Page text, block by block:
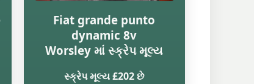
Fiat grande punto
dynamic 8v
Worsley માં સ્ક્રેપ મૂલ્ય
સ્ક્રેપ મૂલ્ય £202 છે